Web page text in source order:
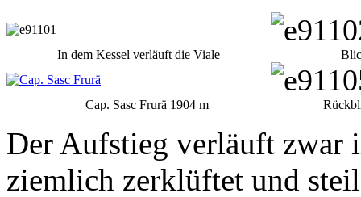
In dem Kessel verläuft die Viale
Cap. Sasc Frurä 1904 m
Der Aufstieg verläuft zwar
ziemlich zerklüftet und